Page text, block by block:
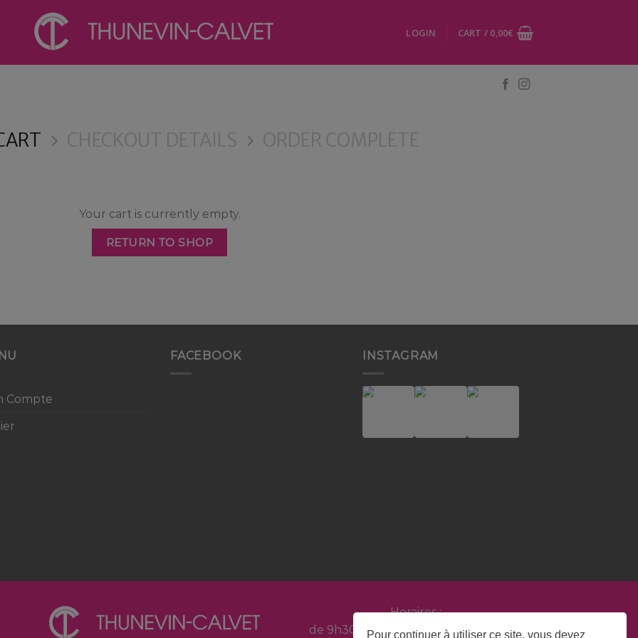
Pour continuer à utiliser ce site, vous devez
LOGIN CART / 0,00€
CHECKOUT DETAILS ORDER COMPLETE
Your cart is currently empty.
RETURN TO SHOP
Compte
FACEBOOK INSTAGRAM
Horaires :
de 9h30 à 12h30 et de 14h00 à 18h00